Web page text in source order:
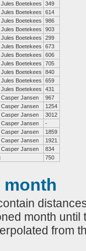
Jules Boetekees
349
Jules Boetekees
614
Jules Boetekees
986
Jules Boetekees
903
Jules Boetekees
299
Jules Boetekees
673
Jules Boetekees
606
Jules Boetekees
705
Jules Boetekees
840
Jules Boetekees
659
Jules Boetekees
431
Casper Jansen
967
Casper Jansen
1254
Casper Jansen
3012
Casper Jansen
-
Casper Jansen
1859
Casper Jansen
1921
Casper Jansen
834
750
month
month
from